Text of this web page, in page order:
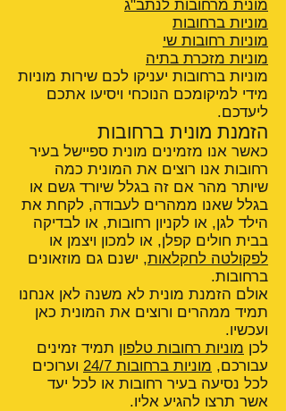
מונית מרחובות לנתב"ג
מוניות ברחובות
מוניות רחובות שי
מוניות מזכרת בתיה
מוניות ברחובות יעניקו לכם שירות מוניות
מידי למיקומכם הנוכחי ויסיעו אתכם
ליעדכם.
הזמנת מונית ברחובות
כאשר אנו מזמינים מונית ספיישל בעיר
רחובות אנו רוצים את המונית כמה
שיותר מהר אם זה בגלל שיורד גשם או
בגלל שאנו ממהרים לעבודה, לקחת את
הילד לגן, או לקניון רחובות, או לבדיקה
בבית חולים קפלן, או למכון ויצמן או
לפקולטה לחקלאות, ישנם גם מוזאונים
ברחובות.
אולם הזמנת מונית לא משנה לאן אנחנו
תמיד ממהרים ורוצים את המונית כאן
ועכשיו.
לכן מוניות רחובות טלפון תמיד זמינים
עבורכם, מוניות ברחובות 24/7
וערוכים
לכל נסיעה בעיר רחובות או לכל יעד
אשר תרצו להגיע אליו.